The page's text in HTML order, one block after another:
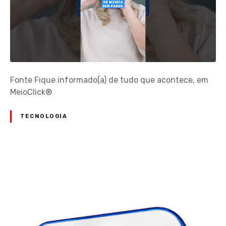
Fonte Fique informado(a) de tudo que acontece, em
MeioClick®
TECNOLOGIA